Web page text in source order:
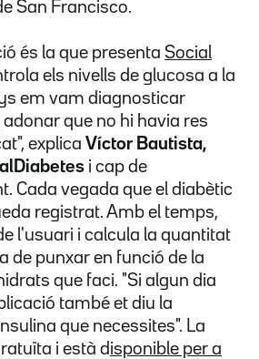
San Francisco.
és la que presenta Social
els nivells de glucosa a la
em vam diagnosticar
que no hi havia res
explica Víctor Bautista,
i cap de
Cada vegada que el diabètic
registrat. Amb el temps,
l'usuari i calcula la quantitat
de punxar en funció de la
que faci. "Si algun dia
també et diu la
que necessites". La
i està disponible per a